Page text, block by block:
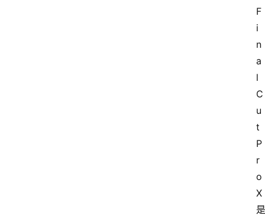
F
i
n
a
l
C
u
t
P
r
o
X
是